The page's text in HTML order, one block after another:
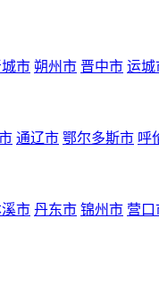
市 朔州市 晋中市 运城
通辽市 鄂尔多斯市 呼
市 丹东市 锦州市 营口